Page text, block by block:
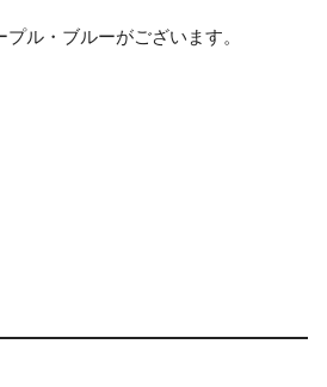
ル・ブルーがございます。